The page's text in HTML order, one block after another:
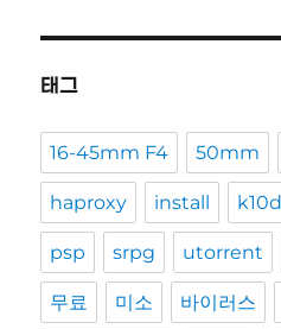
태그
16-45mm F4 50mm
haproxy install k10d
psp srpg utorrent
무료 미소 바이러스